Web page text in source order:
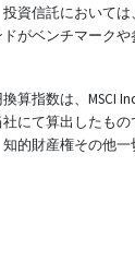
資信託においては
がベンチマーク
算指数は、MSCI
にて算出したもの
的財産権その他一